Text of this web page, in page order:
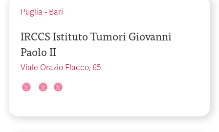
Puglia - Bari
IRCCS Istituto Tumori Giovanni
Paolo II
Viale Orazio Flacco, 65